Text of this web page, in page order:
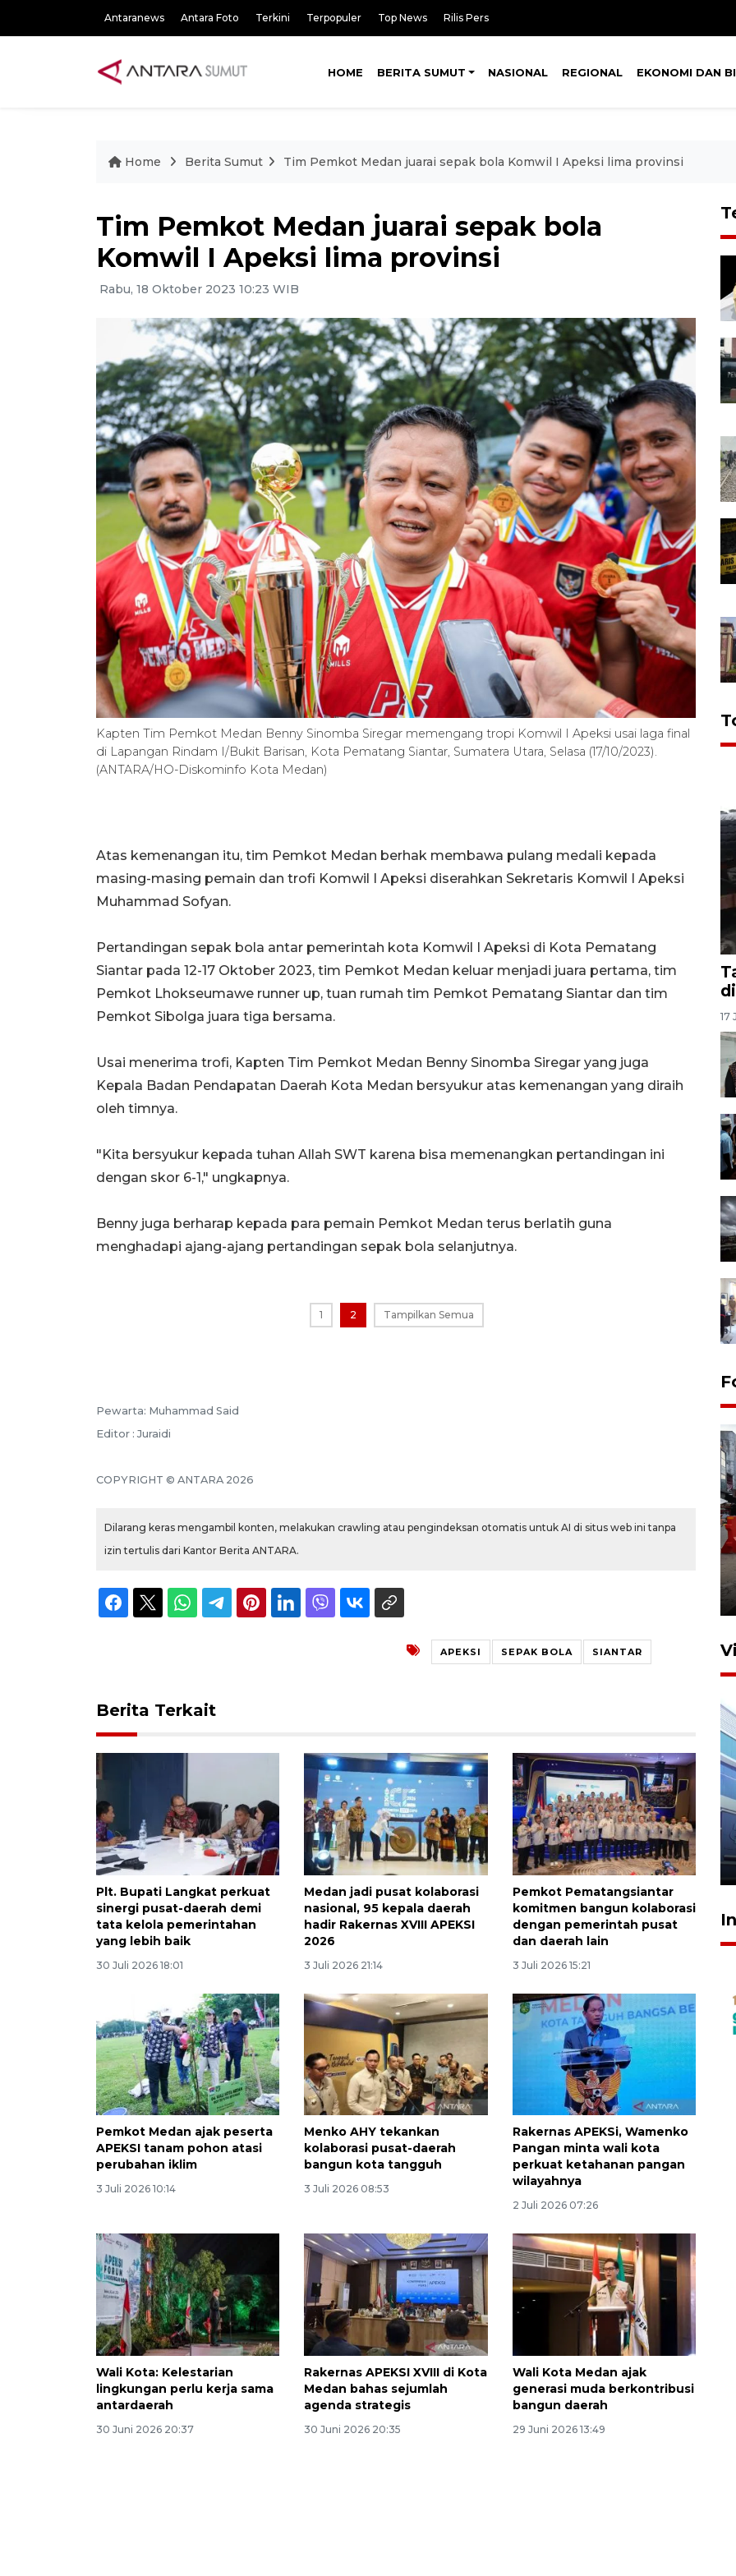
Antaranews Antara Foto Terkini Terpopuler Top News Rilis Pers
HOME BERITA SUMUT NASIONAL REGIONAL EKONOMI DAN
Home Berita Sumut Tim Pemkot Medan juarai sepak bola Komwil I Apeksi lima provinsi
Tim Pemkot Medan juarai sepak bola
Komwil I Apeksi lima provinsi
Rabu, 18 Oktober 2023 10:23 WIB
Kapten Tim Pemkot Medan Benny Sinomba Siregar memengang tropi Komwil I Apeksi usai laga final
di Lapangan Rindam I/Bukit Barisan, Kota Pematang Siantar, Sumatera Utara, Selasa (17/10/2023).
(ANTARA/HO-Diskominfo Kota Medan)
Atas kemenangan itu, tim Pemkot Medan berhak membawa pulang medali kepada
masing-masing pemain dan trofi Komwil I Apeksi diserahkan Sekretaris Komwil I Apeksi
Muhammad Sofyan.
Pertandingan sepak bola antar pemerintah kota Komwil I Apeksi di Kota Pematang
Siantar pada 12-17 Oktober 2023, tim Pemkot Medan keluar menjadi juara pertama, tim
Pemkot Lhokseumawe runner up, tuan rumah tim Pemkot Pematang Siantar dan tim
Pemkot Sibolga juara tiga bersama.
Usai menerima trofi, Kapten Tim Pemkot Medan Benny Sinomba Siregar yang juga
Kepala Badan Pendapatan Daerah Kota Medan bersyukur atas kemenangan yang diraih
oleh timnya.
"Kita bersyukur kepada tuhan Allah SWT karena bisa memenangkan pertandingan ini
dengan skor 6-1," ungkapnya.
Benny juga berharap kepada para pemain Pemkot Medan terus berlatih guna
menghadapi ajang-ajang pertandingan sepak bola selanjutnya.
1 2 Tampilkan Semua
Pewarta: Muhammad Said
Editor : Juraidi
COPYRIGHT © ANTARA 2026
Dilarang keras mengambil konten, melakukan crawling atau pengindeksan otomatis untuk AI di situs web ini tanpa
izin tertulis dari Kantor Berita ANTARA.
APEKSI SEPAK BOLA SIANTAR
Berita Terkait
Plt. Bupati Langkat perkuat
sinergi pusat-daerah demi
tata kelola pemerintahan
yang lebih baik
30 Juli 2026 18:01
Medan jadi pusat kolaborasi
nasional, 95 kepala daerah
hadir Rakernas XVIII APEKSI
2026
3 Juli 2026 21:14
Pemkot Pematangsiantar
komitmen bangun kolaborasi
dengan pemerintah pusat
dan daerah lain
3 Juli 2026 15:21
Pemkot Medan ajak peserta
APEKSI tanam pohon atasi
perubahan iklim
3 Juli 2026 10:14
Menko AHY tekankan
kolaborasi pusat-daerah
bangun kota tangguh
3 Juli 2026 08:53
Rakernas APEKSi, Wamenko
Pangan minta wali kota
perkuat ketahanan pangan
wilayahnya
2 Juli 2026 07:26
Wali Kota: Kelestarian
lingkungan perlu kerja sama
antardaerah
30 Juni 2026 20:37
Rakernas APEKSI XVIII di Kota
Medan bahas sejumlah
agenda strategis
30 Juni 2026 20:35
Wali Kota Medan ajak
generasi muda berkontribusi
bangun daerah
29 Juni 2026 13:49
17
IDAI perkuat kompetensi
dokter tangani penyakit
jantung anak
23 Juli 2026 20:04
Vaksin HPV untuk siswa laki-